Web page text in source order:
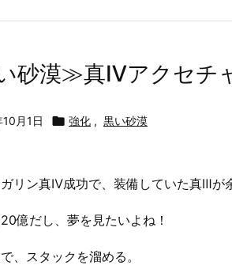
砂漠≫真Ⅳアクセチ
月1日  強化 , 黒い砂漠
リン真Ⅳ成功で、装備していた真Ⅲが
億だし、夢を見たいよね！
、スタックを溜める。